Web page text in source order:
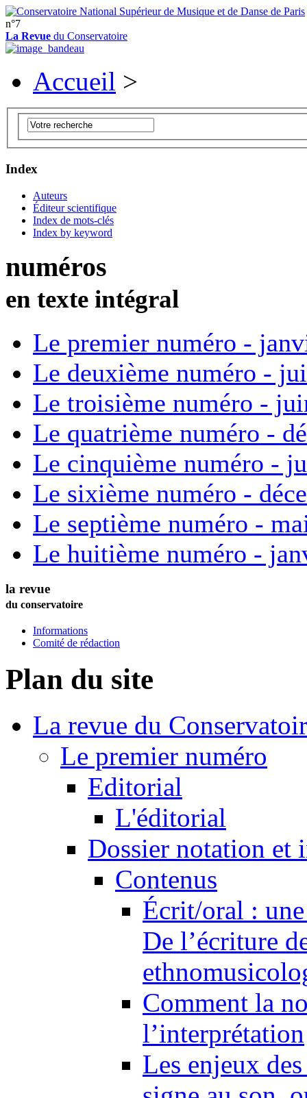
n°7
La Revue du Conservatoire
Accueil >
Index
Auteurs
Éditeur scientifique
Index de mots-clés
Index by keyword
numéros
en texte intégral
Le premier numéro -
Le deuxième numéro -
Le troisième numéro -
Le quatrième numéro -
Le cinquième numéro -
Le sixième numéro -
Le septième numéro -
Le huitième numéro -
la revue
du conservatoire
Informations
Comité de rédaction
Plan du site
La revue du
Le premier numéro
Editorial
L'éditorial
Dossier notation et
Contenus
Écrit/oral :
De l’écriture
Comment la
l’interprétation
Les enjeux